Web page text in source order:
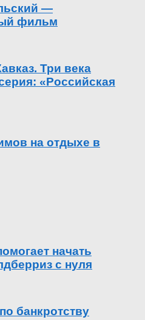
—
фильм
Три века
«Российская
на отдыхе в
начать
с нуля
банкротству